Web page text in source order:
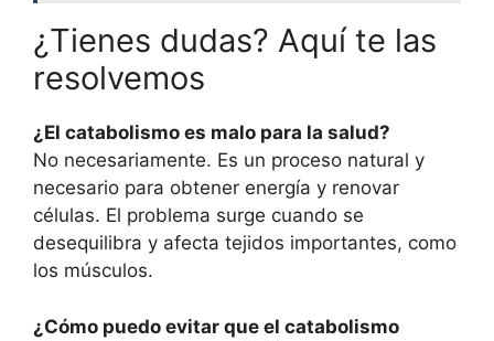
¿Tienes dudas? Aquí te las
resolvemos
¿El catabolismo es malo para la salud?
No necesariamente. Es un proceso natural y
necesario para obtener energía y renovar
células. El problema surge cuando se
desequilibra y afecta tejidos importantes, como
los músculos.
¿Cómo puedo evitar que el catabolismo